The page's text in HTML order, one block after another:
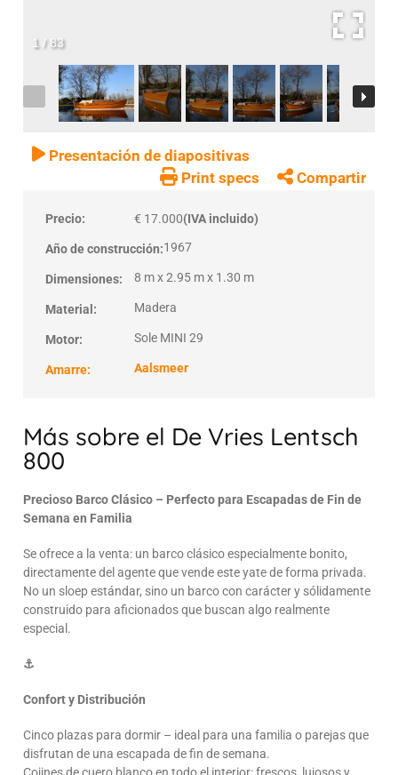
1 /83
Presentación de diapositivas
Print specs
Compartir
Precio: € 17.000(IVA incluido)
Año de construcción:1967
Dimensiones: 8 m x 2.95 m x 1.30 m
Material: Madera
Motor: Sole MINI 29
Amarre: Aalsmeer
Más sobre el De Vries Lentsch
800
Precioso Barco Clásico – Perfecto para Escapadas de Fin de
Semana en Familia
Se ofrece a la venta: un barco clásico especialmente bonito,
directamente del agente que vende este yate de forma privada.
No un sloep estándar, sino un barco con carácter y sólidamente
construido para aficionados que buscan algo realmente
especial.
⚓
Confort y Distribución
Cinco plazas para dormir – ideal para una familia o parejas que
disfrutan de una escapada de fin de semana.
Cojines de cuero blanco en todo el interior: frescos, lujosos y